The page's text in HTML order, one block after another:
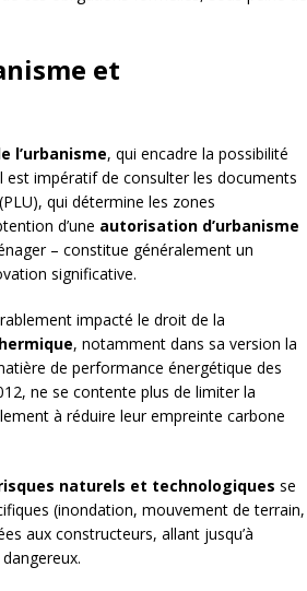
et
l’urbanisme, qui encadre la possibilité
impératif de consulter les documents
(PLU), qui détermine les zones
d’une autorisation d’urbanisme
– constitue généralement un
significative.
impacté le droit de la
, notamment dans sa version la
de performance énergétique des
ne se contente plus de limiter la
à réduire leur empreinte carbone
naturels et technologiques se
(inondation, mouvement de terrain,
aux constructeurs, allant jusqu’à